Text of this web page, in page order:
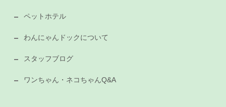
ペットホテル
わんにゃんドックについて
スタッフブログ
ワンちゃん・ネコちゃんQ&A